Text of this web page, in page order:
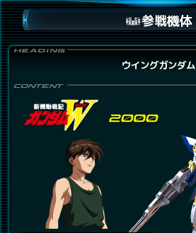
参戦機体
ウイングガンダム